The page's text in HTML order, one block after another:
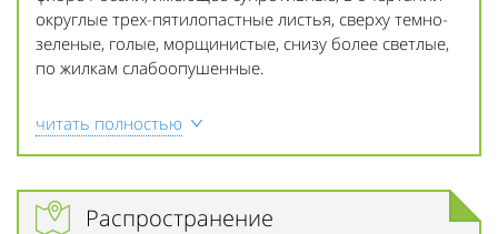
округлые трех-пятилопастные листья, сверху темно-
зеленые, голые, морщинистые, снизу более светлые,
по жилкам слабоопушенные.
читать полностью
Распространение